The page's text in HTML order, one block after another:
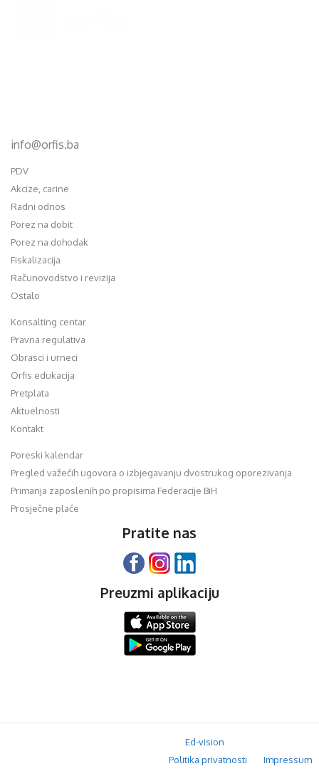
info@orfis.ba
PDV
Akcize, carine
Radni odnos
Porez na dobit
Porez na dohodak
Fiskalizacija
Računovodstvo i revizija
Ostalo
Konsalting centar
Pravna regulativa
Obrasci i urneci
Orfis edukacija
Pretplata
Aktuelnosti
Kontakt
Poreski kalendar
Pregled važećih ugovora o izbjegavanju dvostrukog oporezivanja
Primanja zaposlenih po propisima Federacije BiH
Prosječne plaće
Pratite nas
Preuzmi aplikaciju
Ed-vision
Politika privatnosti
Impressum